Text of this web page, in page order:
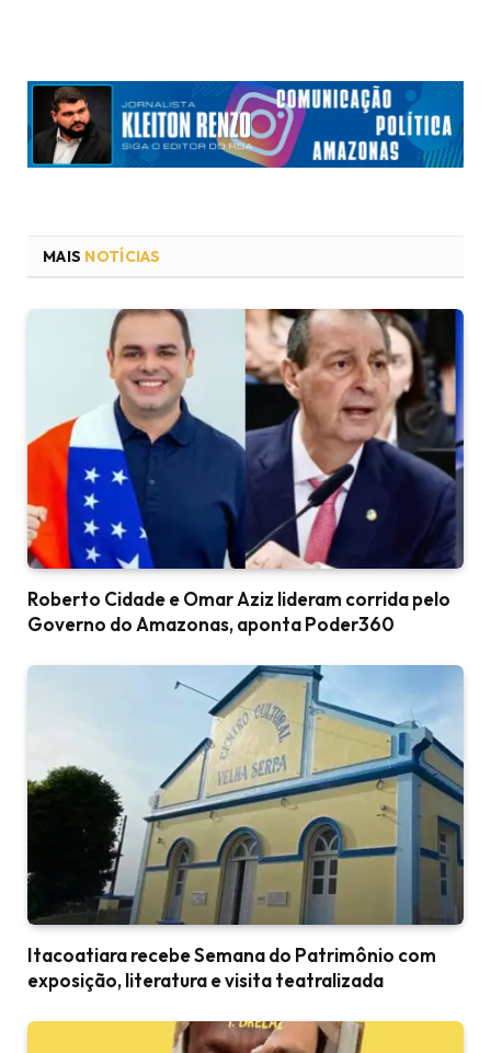
MAIS NOTÍCIAS
Roberto Cidade e Omar Aziz lideram corrida pelo
Governo do Amazonas, aponta Poder360
Itacoatiara recebe Semana do Patrimônio com
exposição, literatura e visita teatralizada